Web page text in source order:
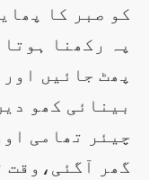
کو صبر کا
پہ رکھنا
پھٹ جائیں
بینائی کھو
چیئر تھامی
گھر آگئی،وقت